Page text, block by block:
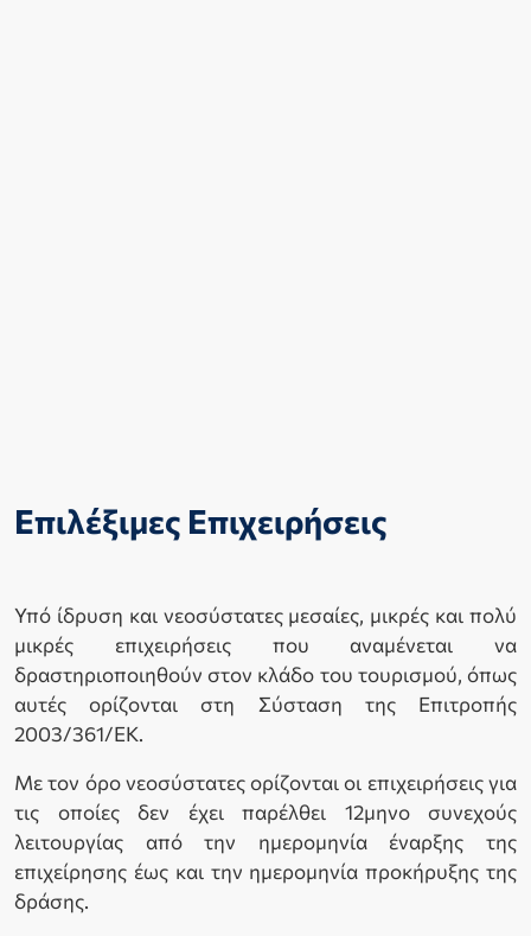
Επιλέξιμες Επιχειρήσεις
Υπό ίδρυση και νεοσύστατες μεσαίες, μικρές και πολύ
μικρές επιχειρήσεις που αναμένεται να
δραστηριοποιηθούν στον κλάδο του τουρισμού, όπως
αυτές ορίζονται στη Σύσταση της Επιτροπής
2003/361/ΕΚ.
Με τον όρο νεοσύστατες ορίζονται οι επιχειρήσεις για
τις οποίες δεν έχει παρέλθει 12μηνο συνεχούς
λειτουργίας από την ημερομηνία έναρξης της
επιχείρησης έως και την ημερομηνία προκήρυξης της
δράσης.